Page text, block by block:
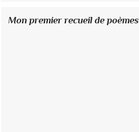
Mon premier recueil de poèmes